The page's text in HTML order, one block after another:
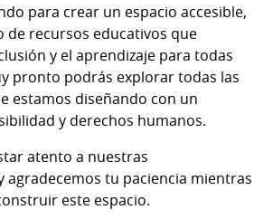
para crear un espacio accesible,
de recursos educativos que
y el aprendizaje para todas
pronto podrás explorar todas las
estamos diseñando con un
y derechos humanos.
atento a nuestras
agradecemos tu paciencia mientras
este espacio.